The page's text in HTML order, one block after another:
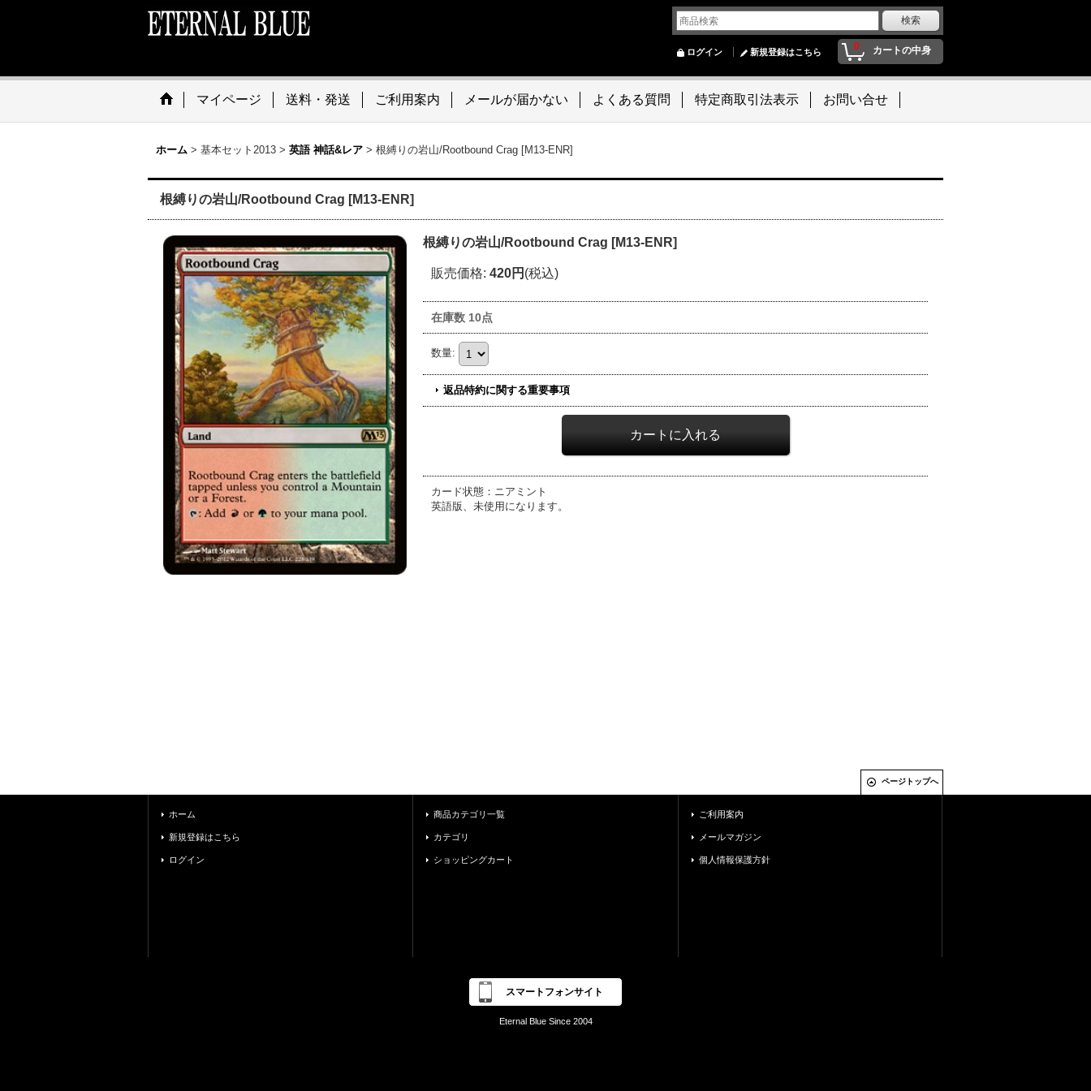
0 カートの中身
ログイン 新規登録はこちら
マイページ 送料・発送 ご利用案内 メールが届かない よくある質問 特定商取引法表示 お問い合せ
ホーム > 基本セット2013 > 英語 神話&レア > 根縛りの岩山/Rootbound Crag [M13-ENR]
根縛りの岩山/Rootbound Crag [M13-ENR]
根縛りの岩山/Rootbound Crag [M13-ENR]
販売価格: 420円 (税込)
在庫数 10点
数量:
返品特約に関する重要事項
カード状態：ニアミント
英語版、未使用になります。
ページトップへ
ホーム
新規登録はこちら
ログイン
商品カテゴリ一覧
カテゴリ
ショッピングカート
ご利用案内
メールマガジン
個人情報保護方針
スマートフォンサイト
Eternal Blue Since 2004